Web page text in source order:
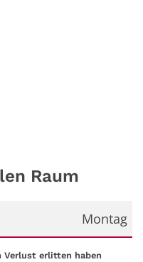
Raum
Montag
Verlust erlitten haben